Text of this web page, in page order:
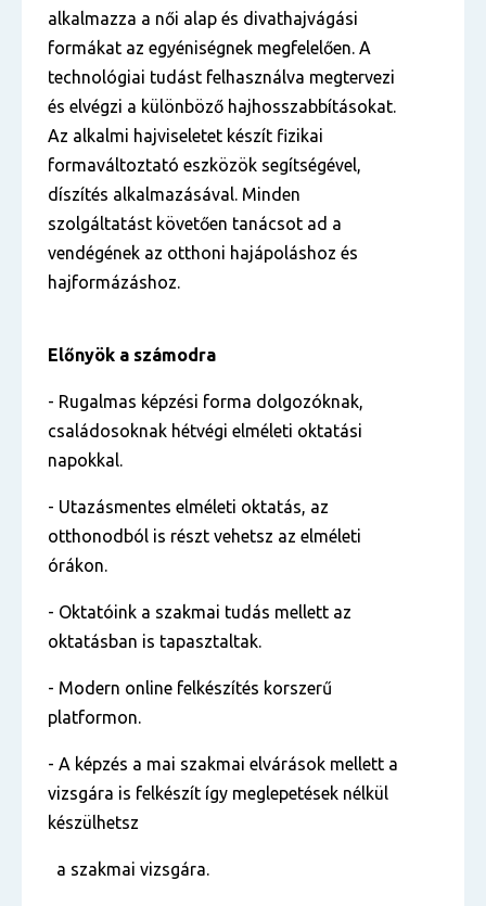
alkalmazza a női alap és divathajvágási
formákat az egyéniségnek megfelelően. A
technológiai tudást felhasználva megtervezi
és elvégzi a különböző hajhosszabbításokat.
Az alkalmi hajviseletet készít fizikai
formaváltoztató eszközök segítségével,
díszítés alkalmazásával. Minden
szolgáltatást követően tanácsot ad a
vendégének az otthoni hajápoláshoz és
hajformázáshoz.
Előnyök a számodra
- Rugalmas képzési forma dolgozóknak,
családosoknak hétvégi elméleti oktatási
napokkal.
- Utazásmentes elméleti oktatás, az
otthonodból is részt vehetsz az elméleti
órákon.
- Oktatóink a szakmai tudás mellett az
oktatásban is tapasztaltak.
- Modern online felkészítés korszerű
platformon.
- A képzés a mai szakmai elvárások mellett a
vizsgára is felkészít így meglepetések nélkül
készülhetsz
a szakmai vizsgára.